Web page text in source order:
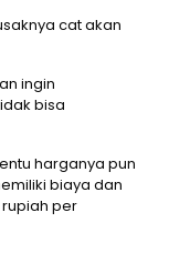
cat akan
ingin
bisa
harganya pun
biaya dan
per